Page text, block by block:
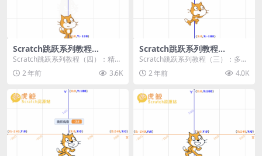
Scratch跳跃系列教程
（四）：精准着陆
Scratch跳跃系列教程（四）：精准
着陆 作者：小虎鲸Scratch资源站
... 2 年前 3.6K
Scratch跳跃系列教程
（三）：多段跳跃
Scratch跳跃系列教程（三）：多段
跳跃 作者：小虎鲸Scratch资源站
连...2 年前 4.0K